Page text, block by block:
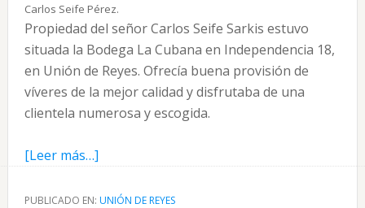
Carlos Seife Pérez.
Propiedad del señor Carlos Seife Sarkis estuvo
situada la Bodega La Cubana en Independencia 18,
en Unión de Reyes. Ofrecía buena provisión de
víveres de la mejor calidad y disfrutaba de una
clientela numerosa y escogida.
[Leer más…]acerca
Bodega
PUBLICADO EN: UNIÓN DE REYES